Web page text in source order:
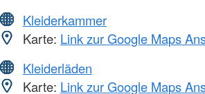
Kleiderkammer
Karte: Link zur Google Maps
Kleiderläden
Karte: Link zur Google Maps